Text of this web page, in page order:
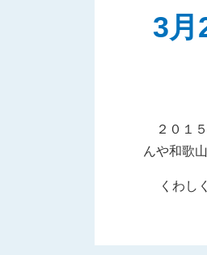
3月
２０１５
んや和歌
くわし